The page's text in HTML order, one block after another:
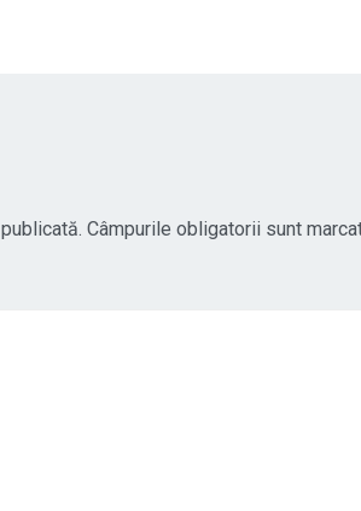
Câmpurile obligatorii sunt